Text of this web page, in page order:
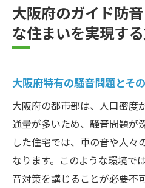
アフターケアで防
法
される秘訣
壁の防音リフォーム
床材選びで防音効
リノベーションで
ト
大阪府の住環境に
大阪府のガイド防
な住まいを実現す
大阪府特有の騒音問題とそ
大阪府の都市部は、人口密度
通量が多いため、騒音問題が
した住宅では、車の音や人々
なります。このような環境で
音対策を講じることが必要不